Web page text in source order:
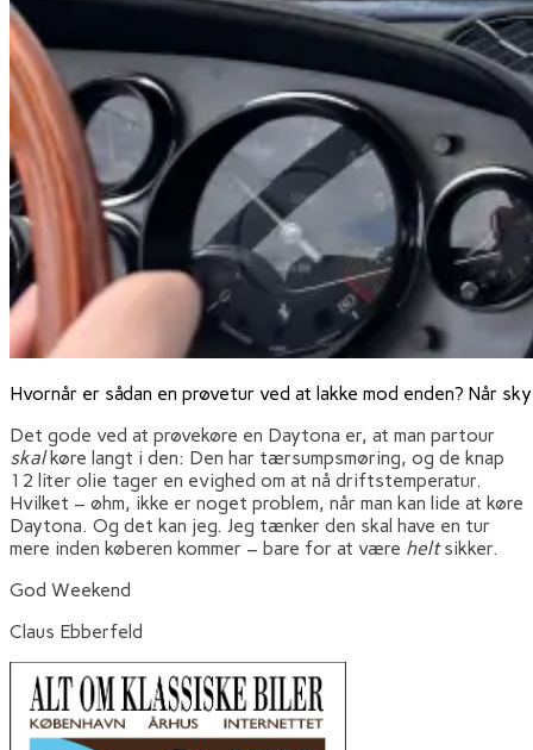
Hvornår er sådan en prøvetur ved at lakke mod enden? Når
Det gode ved at prøvekøre en Daytona er, at man partour
skalkøre langt i den: Den har tærsumpsmøring, og de knap
12 liter olie tager en evighed om at nå driftstemperatur.
Hvilket – øhm, ikke er noget problem, når man kan lide at køre
Daytona. Og det kan jeg. Jeg tænker den skal have en tur
mere inden køberen kommer – bare for at være heltsikker.
God Weekend
Claus Ebberfeld